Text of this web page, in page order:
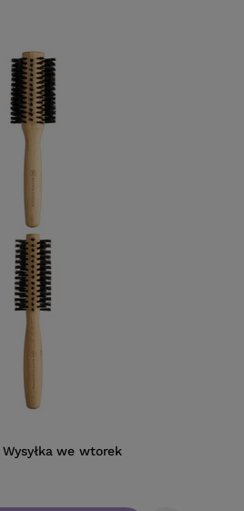
Wysyłkawe wtorek